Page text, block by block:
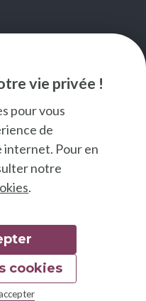
vie privée !
pour vous
de
internet. Pour en
notre
.
cookies
Food